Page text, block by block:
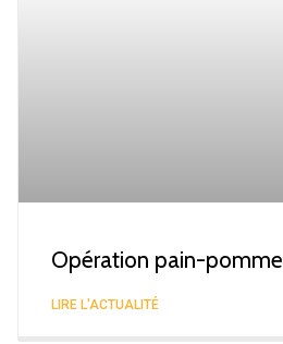
Opération pain-pomme
LIRE L'ACTUALITÉ